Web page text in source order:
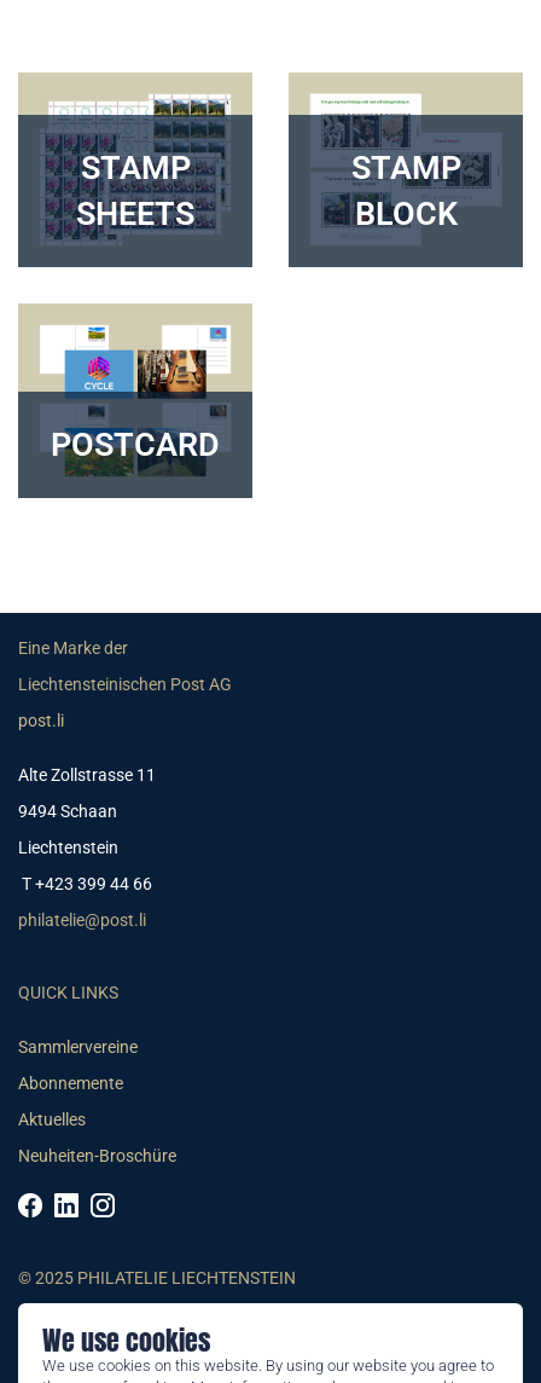
We use cookies
We use cookies on this website. By using our website you agree to
STAMP
SHEETS
STAMP
BLOCK
POSTCARD
Eine Marke der
Liechtensteinischen Post AG
post.li
Alte Zollstrasse 11
9494 Schaan
Liechtenstein
T +423 399 44 66
philatelie@post.li
QUICK LINKS
Sammlervereine
Abonnemente
Aktuelles
Neuheiten-Broschüre
© 2025 PHILATELIE LIECHTENSTEIN
AGB
Impressum